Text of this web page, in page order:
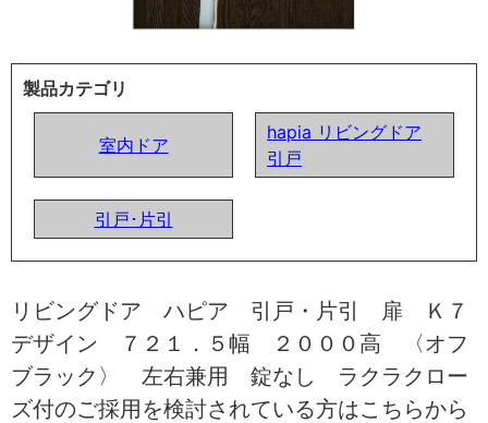
製品カテゴリ
室内ドア
hapia リビングドア
引戸
引戸･片引
リビングドア ハピア 引戸・片引 扉 Ｋ７
デザイン ７２１．５幅 ２０００高 〈オフ
ブラック〉 左右兼用 錠なし ラクラクロー
ズ付のご採用を検討されている方はこちらから